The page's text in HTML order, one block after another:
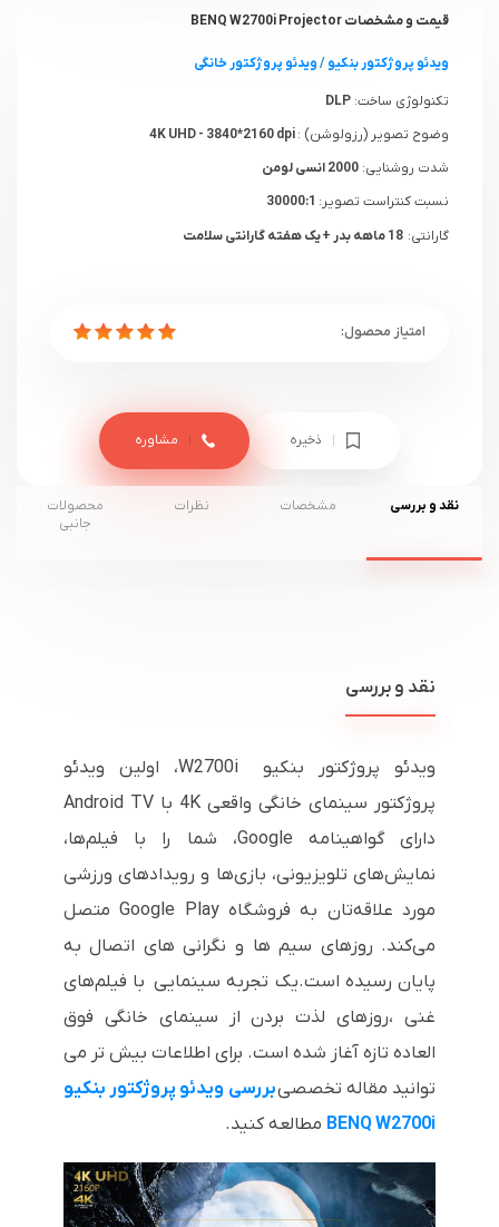
قیمت و مشخصات BENQ W2700i Projector
ویدئو پروژکتور بنکیو/ویدئو پروژکتور خانگی
تکنولوژی ساخت: DLP
وضوح تصویر (رزولوشن) :
شدت روشنایی: 2000 انسی لومن
نسبت کنتراست تصویر:
گارانتی:
ذخیره مشاوره
نقد و بررسی مشخصات نظرات
محصولات
جانبی
نقد و بررسی
ویدئو پروژکتور بنکیو W2700i، اولین ویدئو
پروژکتور سینمای خانگی واقعی 4K با Android TV
دارای گواهینامه Google، شما را با فیلم‌ها،
نمایش‌های تلویزیونی، بازی‌ها و رویدادهای ورزشی
مورد علاقه‌تان به فروشگاه Google Play متصل
می‌کند. روزهای سیم ها و نگرانی های اتصال به
پایان رسیده است.یک تجربه سینمایی با فیلم‌های
غنی ،روزهای لذت بردن از سینمای خانگی فوق
العاده تازه آغاز شده است. برای اطلاعات بیش تر می
توانید مقاله تخصصیبررسی ویدئو پروژکتور بنکیو
BENQ W2700i مطالعه کنید.